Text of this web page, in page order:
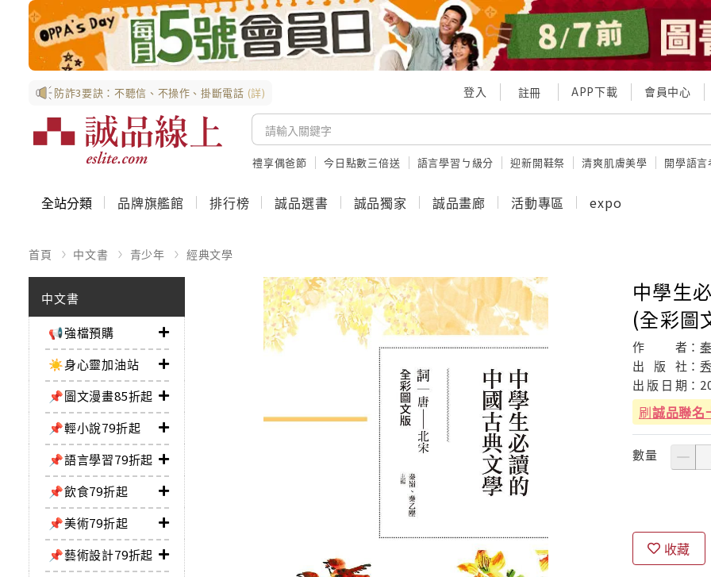
防詐3要訣：不聽信、不操作、掛斷電話 (詳) 登入 註冊 APP下載 會員中心
禮享偶爸節 今日點數三倍送 語言學習ㄅ級分 迎新開鞋祭 清爽肌膚美學 開學語
全站分類 品牌旗艦館 排行榜 誠品選書 誠品獨家 誠品畫廊 活動專區 expo
首頁 中文書 青少年 經典文學
中文書
📢強檔預購
☀️身心靈加油站
📌圖文漫畫85折起
📌輕小說79折起
📌語言學習79折起
📌飲食79折起
📌美術79折起
📌藝術設計79折起
中學生
(全彩圖
作 者：
出
版 社：
出 版 日 期：
刷誠品聯名
數量
收藏